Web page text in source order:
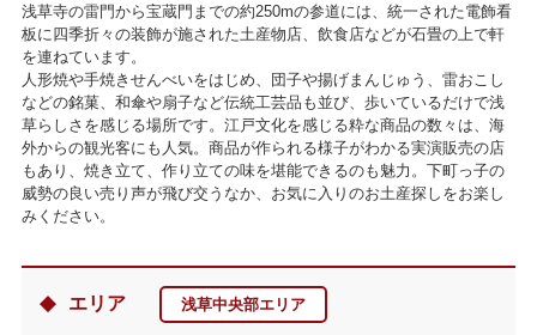
浅草寺の雷門から宝蔵門までの約250mの参道には、統一された電飾看
板に四季折々の装飾が施された土産物店、飲食店などが石畳の上で軒
を連ねています。
人形焼や手焼きせんべいをはじめ、団子や揚げまんじゅう、雷おこし
などの銘菓、和傘や扇子など伝統工芸品も並び、歩いているだけで浅
草らしさを感じる場所です。江戸文化を感じる粋な商品の数々は、海
外からの観光客にも人気。商品が作られる様子がわかる実演販売の店
もあり、焼き立て、作り立ての味を堪能できるのも魅力。下町っ子の
威勢の良い売り声が飛び交うなか、お気に入りのお土産探しをお楽し
みください。
エリア 浅草中央部エリア